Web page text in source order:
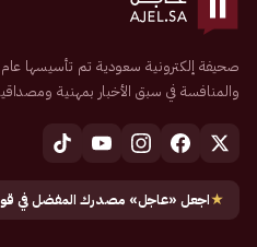
والمنافسة في سبق الأخبار بمهنية
★اجعل «عاجل» مصدرك المفضل في